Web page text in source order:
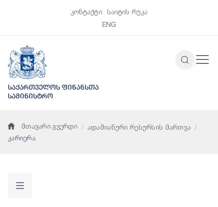
კონტაქტი
საიტის რუკა
ENG
საქართველოს ფინანსთა
სამინისტრო
მთავარი გვერდი
ადამიანური რესურსის მართვა
კარიერა